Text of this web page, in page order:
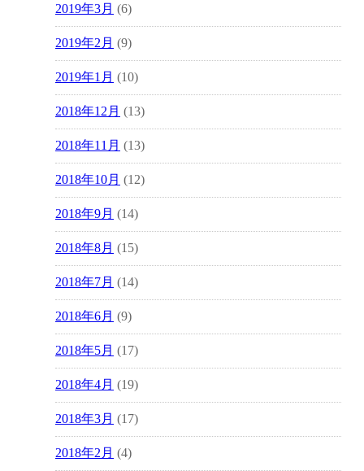
2019年3月 (6)
2019年2月 (9)
2019年1月 (10)
2018年12月 (13)
2018年11月 (13)
2018年10月 (12)
2018年9月 (14)
2018年8月 (15)
2018年7月 (14)
2018年6月 (9)
2018年5月 (17)
2018年4月 (19)
2018年3月 (17)
2018年2月 (4)